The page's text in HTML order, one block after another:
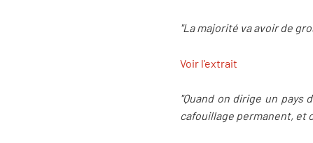
"La majorité va avoir de
Voir l'extrait
"Quand on dirige un
cafouillage permanent, et